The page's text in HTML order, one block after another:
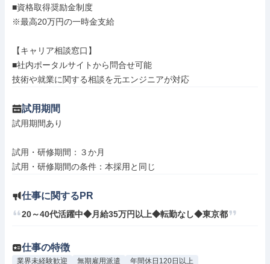
■資格取得奨励金制度
※最高20万円の一時金支給
【キャリア相談窓口】
■社内ポータルサイトから問合せ可能
技術や就業に関する相談を元エンジニアが対応
試用期間
試用期間あり
試用・研修期間：３か月
仕事に関するPR
20～40代活躍中◆月給35万円以上◆転勤なし◆東京都
仕事の特徴
業界未経験歓迎 無期雇用派遣
年間休日120日以上